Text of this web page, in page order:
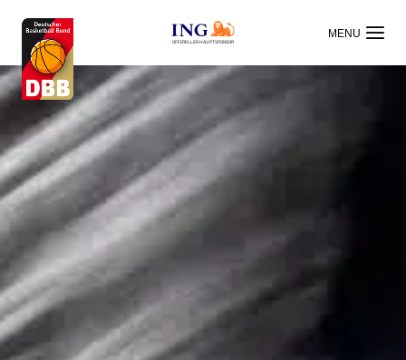
OFFIZIELLER HAUPTSPONSOR